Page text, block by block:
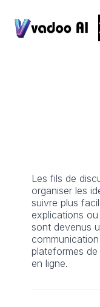
Les fils de
organiser les
suivre plus
explications
sont devenus
plateformes
en ligne.